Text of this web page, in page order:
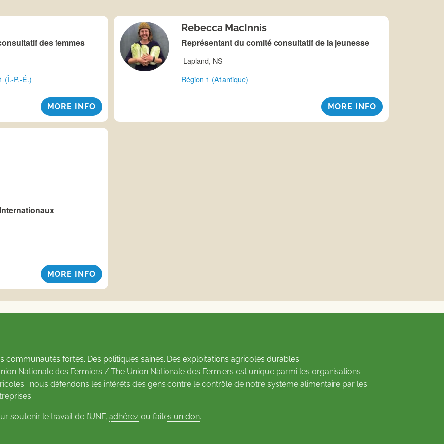
des femmes
(Î.-P.-É.)
MORE INFO
Rebecca MacInnis
Représentant du comité consultatif de la jeunesse
Lapland, NS
Région 1 (Atlantique)
MORE INFO
MORE INFO
communautés fortes. Des politiques saines. Des exploitations agricoles durables.
Nationale des Fermiers / The Union Nationale des Fermiers est unique parmi les organisations
: nous défendons les intérêts des gens contre le contrôle de notre système alimentaire par les
soutenir le travail de l’UNF, adhérez ou faites un don.